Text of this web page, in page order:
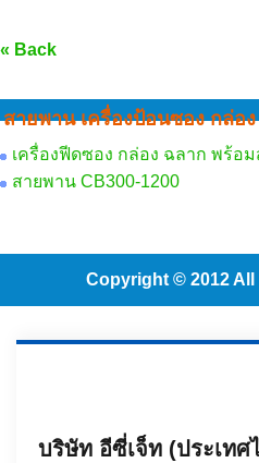
« Back
สายพาน เครื่องป้อนซอง กล่อง
เครื่องฟีดซอง กล่อง ฉลาก พร้อ
สายพาน CB300-1200
Copyright © 2012
บริษัท อีซี่เจ็ท (ประเทศ